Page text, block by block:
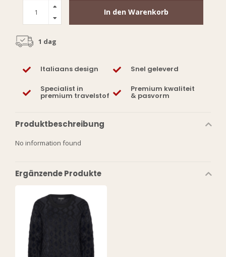
In den Warenkorb
1 dag
Italiaans design Snel geleverd
Specialist in
premium travelstof
Premium kwaliteit
& pasvorm
Produktbeschreibung
No information found
Ergänzende Produkte